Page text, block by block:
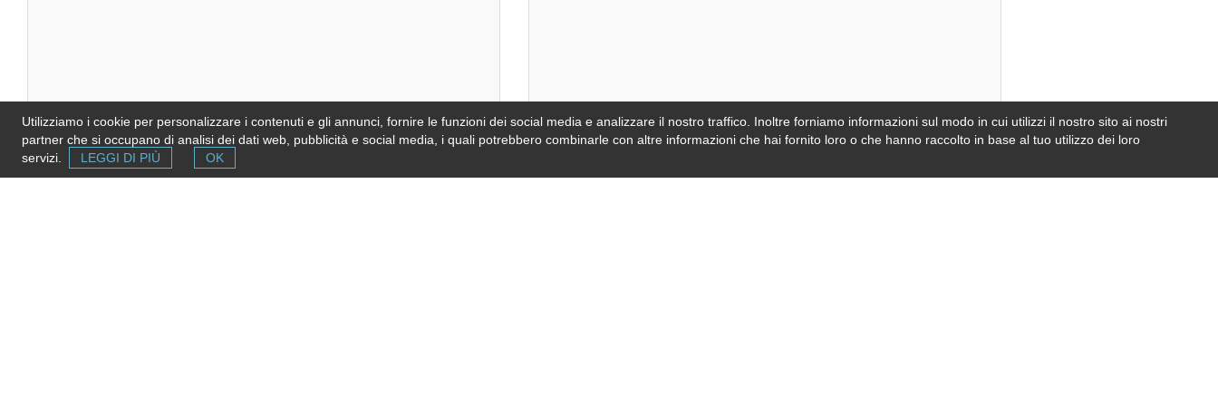
descrizione video oppure foto
Utilizziamo i cookie per personalizzare i contenuti e gli annunci, fornire le funzioni dei social media e analizzare il nostro traffico. Inoltre forniamo informazioni sul modo in cui utilizzi il nostro sito ai nostri
partner che si occupano di analisi dei dati web, pubblicità e social media, i quali potrebbero combinarle con altre informazioni che hai fornito loro o che hanno raccolto in base al tuo utilizzo dei loro
servizi.
LEGGI DI PIÙ OK